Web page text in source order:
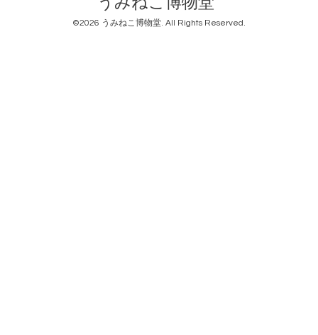
うみねこ博物堂
©2026 うみねこ博物堂. All Rights Reserved.